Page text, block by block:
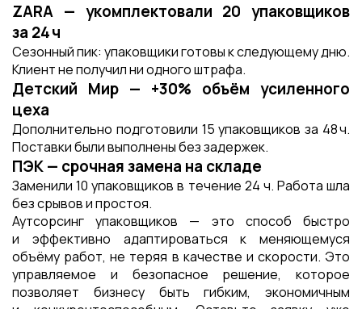
ZARA — укомплектовали 20 упаковщиков
за 24 ч
Сезонный пик: упаковщики готовы к следующему дню.
Клиент не получил ни одного штрафа.
Детский Мир — +30% объём усиленного
цеха
Дополнительно подготовили 15 упаковщиков за 48 ч.
Поставки были выполнены без задержек.
ПЭК — срочная замена на складе
Заменили 10 упаковщиков в течение 24 ч. Работа шла
без срывов и простоя.
Аутсорсинг упаковщиков — это способ быстро
и эффективно адаптироваться к меняющемуся
объёму работ, не теряя в качестве и скорости. Это
управляемое и безопасное решение, которое
позволяет бизнесу быть гибким, экономичным